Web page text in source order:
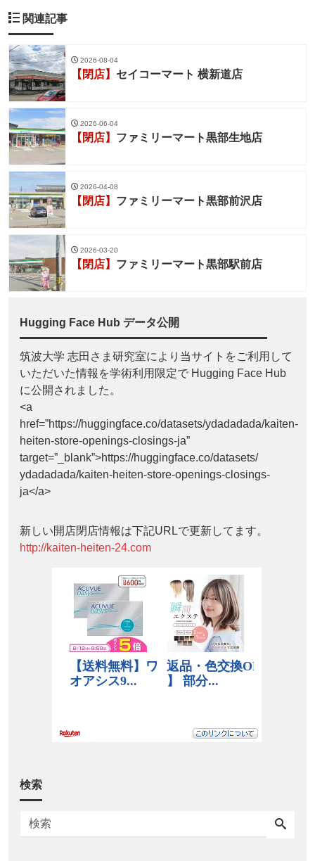
関連記事
2026-08-04
【閉店】 セイコーマート 横新道店
2026-06-04
【閉店】 ファミリーマート黒部生地店
2026-04-08
【閉店】 ファミリーマート黒部前沢店
2026-03-20
【閉店】 ファミリーマート黒部駅前店
Hugging Face Hub データ公開
筑波大学 志田さま研究室により当サイトをご利用して
いただいた情報を学術利用限定で Hugging Face Hub
に公開されました。
<a
href=”https://huggingface.co/datasets/ydadadada/kaiten-
heiten-store-openings-closings-ja”
target=”_blank”>https://huggingface.co/datasets/
ydadadada/kaiten-heiten-store-openings-closings-
ja</a>
新しい開店閉店情報は下記URLで更新してます。
http://kaiten-heiten-24.com
検索